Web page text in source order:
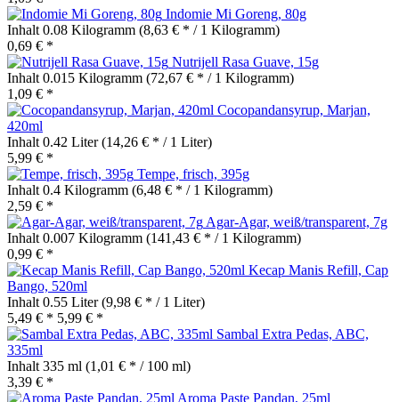
Indomie Mi Goreng, 80g
Inhalt 0.08 Kilogramm (8,63 € * / 1 Kilogramm)
0,69 € *
Nutrijell Rasa Guave, 15g
Inhalt 0.015 Kilogramm (72,67 € * / 1 Kilogramm)
1,09 € *
Cocopandansyrup, Marjan,
420ml
Inhalt 0.42 Liter(14,26 € * / 1 Liter)
5,99 € *
Tempe, frisch, 395g
Inhalt 0.4 Kilogramm (6,48 € * / 1 Kilogramm)
2,59 € *
Agar-Agar, weiß/transparent, 7g
Inhalt 0.007 Kilogramm (141,43 € * / 1 Kilogramm)
0,99 € *
Kecap Manis Refill, Cap
Bango, 520ml
Inhalt 0.55 Liter(9,98 € * / 1 Liter)
5,49 € * 5,99 € *
Sambal Extra Pedas, ABC,
335ml
Inhalt 335 ml (1,01 € * / 100 ml)
3,39 € *
Aroma Paste Pandan, 25ml